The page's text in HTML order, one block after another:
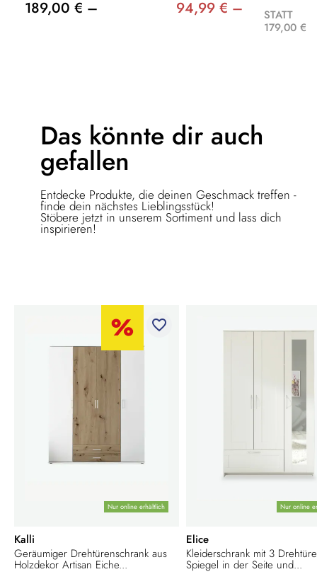
189,00 € – 94,99 € –
STATT
179,00 €
Das könnte dir auch
gefallen
Entdecke Produkte, die deinen Geschmack treffen -
finde dein nächstes Lieblingsstück!
Stöbere jetzt in unserem Sortiment und lass dich
inspirieren!
Nur online erhältlich
favorite_border
Kalli
Geräumiger Drehtürenschrank aus
Holzdekor Artisan Eiche...
Nur online
Elice
Kleiderschrank mit 3
Spiegel in der Seite und...